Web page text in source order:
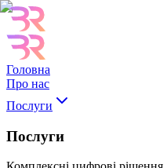
Головна
Про нас
Послуги
Послуги